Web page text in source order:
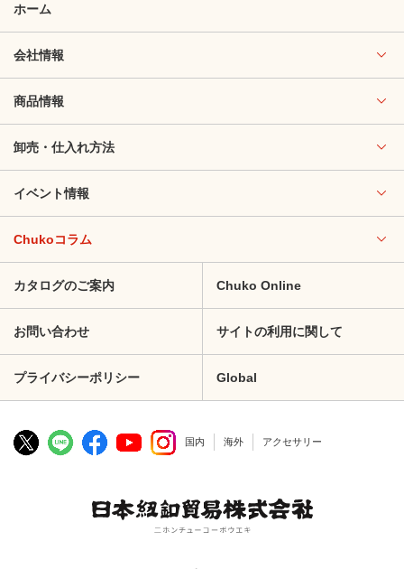
ホーム
会社情報
商品情報
卸売・仕入れ方法
イベント情報
Chukoコラム
カタログのご案内 Chuko Online
お問い合わせ サイトの利用に関して
プライバシーポリシー Global
国内 海外 アクセサリー